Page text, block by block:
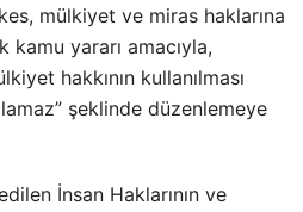
mülkiyet ve miras haklarına
kamu yararı amacıyla,
hakkının kullanılması
şeklinde düzenlemeye
İnsan Haklarının ve